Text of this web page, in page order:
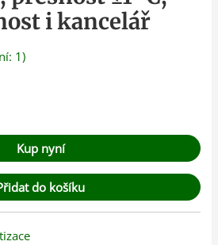
i kancelář
1)
Kup nyní
do košíku